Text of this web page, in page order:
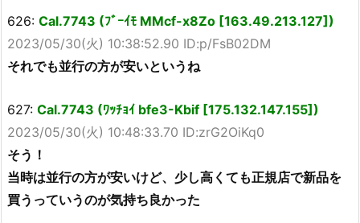
626: Cal.7743 (ﾌﾞｰｲﾓ MMcf-x8Zo [163.49.213.127])
2023/05/30(火) 10:38:52.90 ID:p/FsB02DM
それでも並行の方が安いというね
627: Cal.7743 (ﾜｯﾁｮｲ bfe3-Kbif [175.132.147.155])
2023/05/30(火) 10:48:33.70 ID:zrG2OiKq0
そう！
当時は並行の方が安いけど、少し高くても正規店で新品を
買うっていうのが気持ち良かった